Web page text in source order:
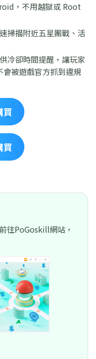
，不用越獄或 Root
掃描附近五星團戰、活
冷卻時間提醒，讓玩家
被遊戲官方抓到違規
買
買
往PoGoskill網站，